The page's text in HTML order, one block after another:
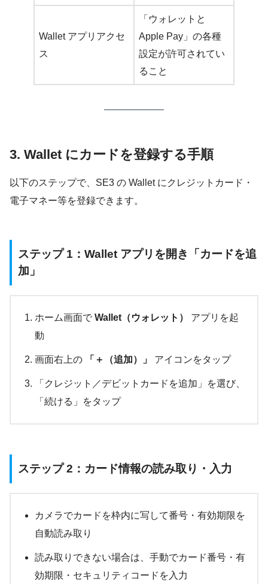
Wallet アプリアクセ
ス
「ウォレットと
Apple Pay」の各種
設定が許可されてい
ること
3. Wallet にカードを登録する手順
以下のステップで、SE3 の Wallet にクレジットカード・
電子マネー等を登録できます。
ステップ 1：Wallet アプリを開き「カードを追
加」
ホーム画面で Wallet（ウォレット）
アプリを起
動
画面右上の 「＋（追加）」 アイコンをタップ
「クレジット／デビットカードを追加」を選び、
「続ける」をタップ
ステップ 2：カード情報の読み取り・入力
カメラでカードを枠内に写して番号・有効期限を
自動読み取り
読み取りできない場合は、手動でカード番号・有
効期限・セキュリティコードを入力